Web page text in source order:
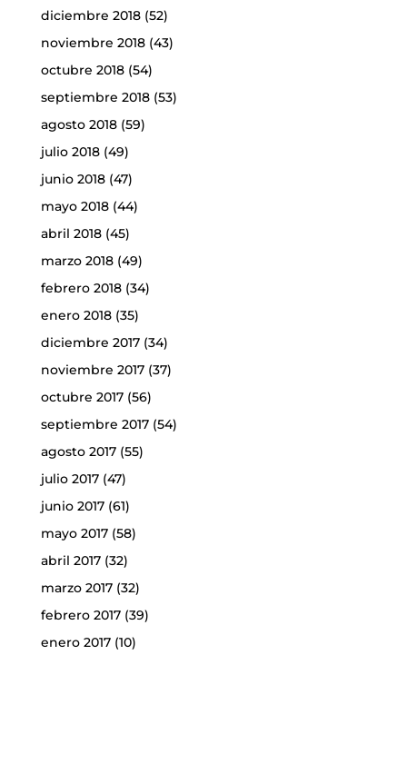
diciembre 2018(52)
noviembre 2018(43)
octubre 2018(54)
septiembre 2018(53)
agosto 2018(59)
julio 2018(49)
junio 2018(47)
mayo 2018(44)
abril 2018(45)
marzo 2018(49)
febrero 2018(34)
enero 2018(35)
diciembre 2017(34)
noviembre 2017(37)
octubre 2017(56)
septiembre 2017(54)
agosto 2017(55)
julio 2017(47)
junio 2017(61)
mayo 2017(58)
abril 2017(32)
marzo 2017(32)
febrero 2017(39)
enero 2017(10)